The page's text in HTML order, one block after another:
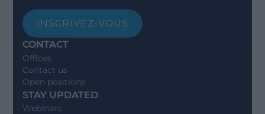
INSCRIVEZ-VOUS
CONTACT
Offices
Contact us
Open positions
STAY UPDATED
Webinars